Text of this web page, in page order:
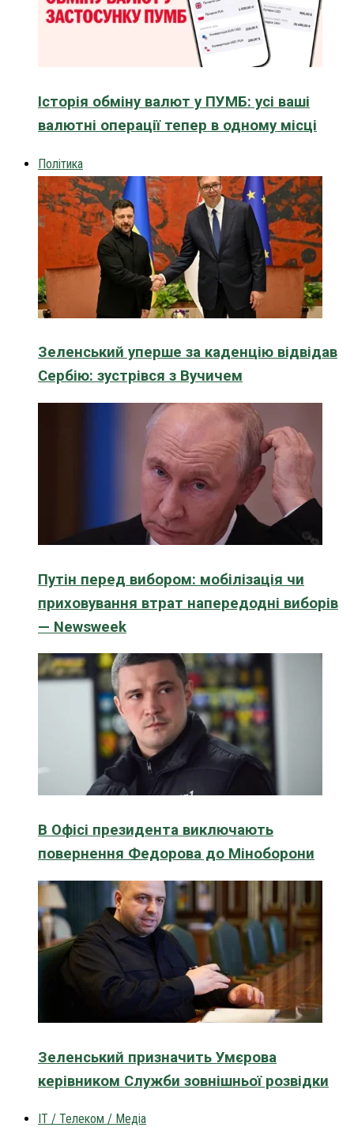
Історія обміну валют у ПУМБ: усі ваші
валютні операції тепер в одному місці
Політика
Зеленський уперше за каденцію відвідав
Сербію: зустрівся з Вучичем
Путін перед вибором: мобілізація чи
приховування втрат напередодні виборів
— Newsweek
В Офісі президента виключають
повернення Федорова до Міноборони
Зеленський призначить Умєрова
керівником Служби зовнішньої розвідки
IT / Телеком / Медіа